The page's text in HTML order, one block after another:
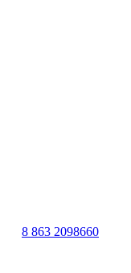
8 863 2098660